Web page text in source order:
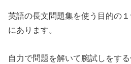
英語の長文問題集を使う目的の
にあります。
自力で問題を解いて腕試しをす